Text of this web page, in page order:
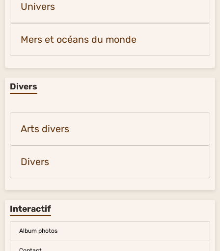
Univers
Mers et océans du monde
Divers
Arts divers
Divers
Interactif
Album photos